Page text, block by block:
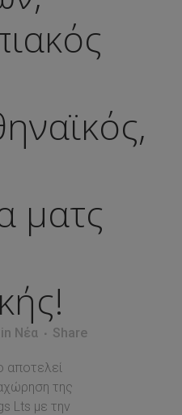
ματς
in Νέα Share
αποτελεί
της
Lts με την